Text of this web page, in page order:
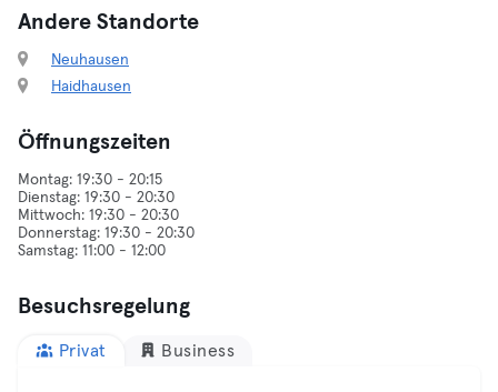
Andere Standorte
Neuhausen
Haidhausen
Öffnungszeiten
Montag: 19:30 - 20:15
Dienstag: 19:30 - 20:30
Mittwoch: 19:30 - 20:30
Donnerstag: 19:30 - 20:30
Besuchsregelung
Privat Business